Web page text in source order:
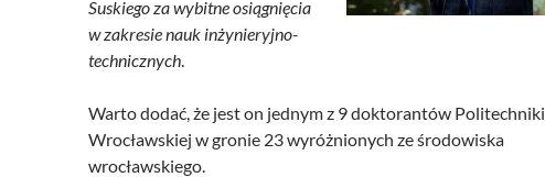
Suskiego za wybitne osiągnięcia
w zakresie nauk inżynieryjno-
technicznych.
Warto dodać, że jest on jednym z 9 doktorantów Politechniki
Wrocławskiej w gronie 23 wyróżnionych ze środowiska
wrocławskiego.